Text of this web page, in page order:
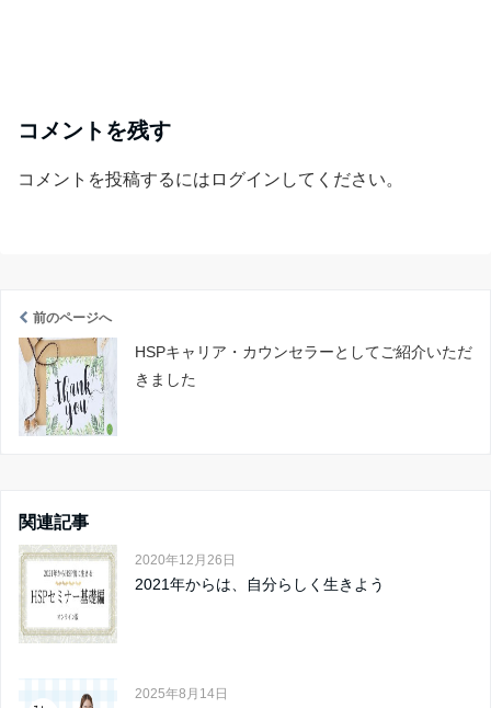
コメントを残す
コメントを投稿するには ログイン してください。
前のページへ
HSPキャリア・カウンセラーとしてご紹介いただ
きました
関連記事
2020年12月26日
2021年からは、自分らしく生きよう
2025年8月14日